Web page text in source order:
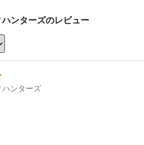
ンターズのレビュー
ンターズ